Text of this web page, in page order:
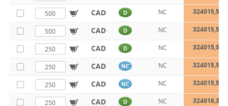
CAD D NC
CAD D NC
CAD D NC
CAD NC NC
CAD NC NC
CAD D NC